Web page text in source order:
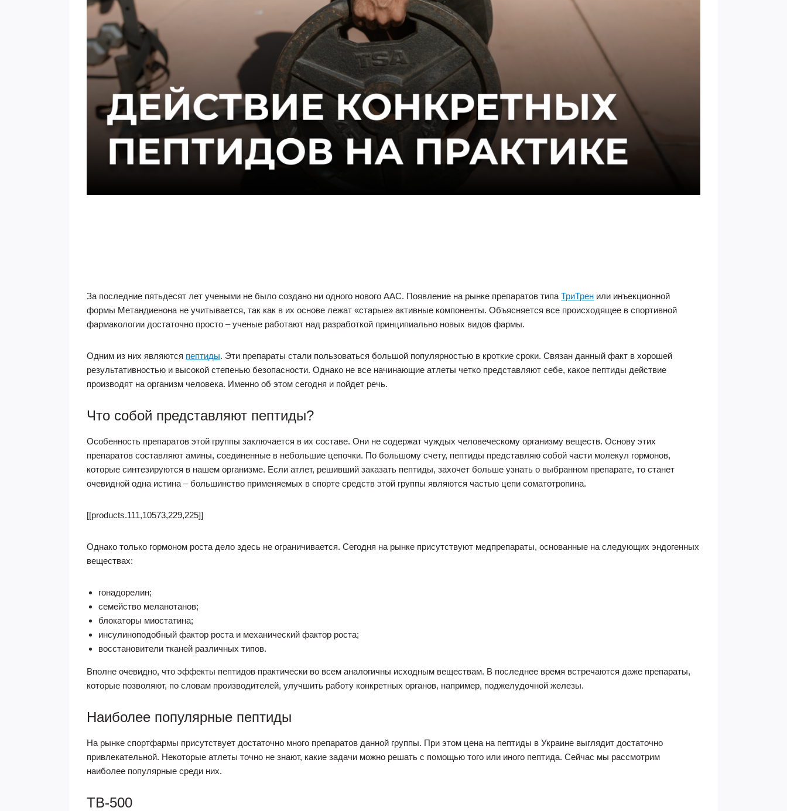
За последние пятьдесят лет учеными не было создано ни одного нового ААС. Появление на рынке препаратов типа ТриТрен или инъекционной
формы Метандиенона не учитывается, так как в их основе лежат «старые» активные компоненты. Объясняется все происходящее в спортивной
фармакологии достаточно просто – ученые работают над разработкой принципиально новых видов фармы.
Одним из них являются пептиды. Эти препараты стали пользоваться большой популярностью в кроткие сроки. Связан данный факт в хорошей
результативностью и высокой степенью безопасности. Однако не все начинающие атлеты четко представляют себе, какое пептиды действие
производят на организм человека. Именно об этом сегодня и пойдет речь.
Что собой представляют пептиды?
Особенность препаратов этой группы заключается в их составе. Они не содержат чуждых человеческому организму веществ. Основу этих
препаратов составляют амины, соединенные в небольшие цепочки. По большому счету, пептиды представляю собой части молекул гормонов,
которые синтезируются в нашем организме. Если атлет, решивший заказать пептиды, захочет больше узнать о выбранном препарате, то станет
очевидной одна истина – большинство применяемых в спорте средств этой группы являются частью цепи соматотропина.
[[products.111,10573,229,225]]
Однако только гормоном роста дело здесь не ограничивается. Сегодня на рынке присутствуют медпрепараты, основанные на следующих эндогенных
веществах:
гонадорелин;
семейство меланотанов;
блокаторы миостатина;
инсулиноподобный фактор роста и механический фактор роста;
восстановители тканей различных типов.
Вполне очевидно, что эффекты пептидов практически во всем аналогичны исходным веществам. В последнее время встречаются даже препараты,
которые позволяют, по словам производителей, улучшить работу конкретных органов, например, поджелудочной железы.
Наиболее популярные пептиды
На рынке спортфармы присутствует достаточно много препаратов данной группы. При этом цена на пептиды в Украине выглядит достаточно
привлекательной. Некоторые атлеты точно не знают, какие задачи можно решать с помощью того или иного пептида. Сейчас мы рассмотрим
наиболее популярные среди них.
TB-500